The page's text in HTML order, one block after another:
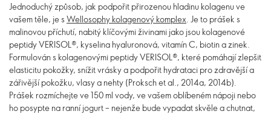
Jednoduchý způsob, jak podpořit přirozenou hladinu kolagenu ve
vašem těle, je s Wellosophy kolagenový komplex. Je to prášek s
malinovou příchutí, nabitý klíčovými živinami jako jsou kolagenové
peptidy VERISOL®, kyselina hyaluronová, vitamín C, biotin a zinek.
Formulován s kolagenovými peptidy VERISOL®, které pomáhají zlepšit
elasticitu pokožky, snížit vrásky a podpořit hydrataci pro zdravější a
zářivější pokožku, vlasy a nehty (Proksch et al., 2014a, 2014b).
Prášek rozmíchejte ve 150 ml vody, ve vašem oblíbeném nápoji nebo
ho posypte na ranní jogurt – nejenže bude vypadat skvěle a chutnat,